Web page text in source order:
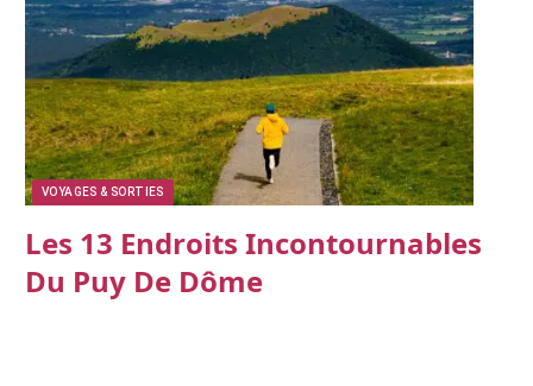
VOYAGES & SORTIES
Les 13 Endroits Incontournables
Du Puy De Dôme